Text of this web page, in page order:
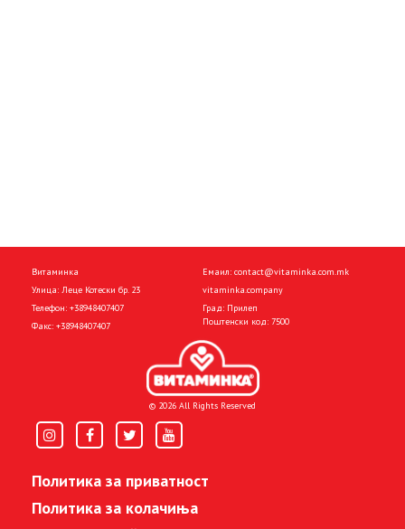
Витаминка
Улица: Леце Котески бр. 23
Телефон: +38948407407
Факс: +38948407407
Емаил: contact@vitaminka.com.mk
vitaminka.company
Град: Прилеп
Поштенски код: 7500
© 2026 All Rights Reserved
Политика за приватност
Политика за колачиња